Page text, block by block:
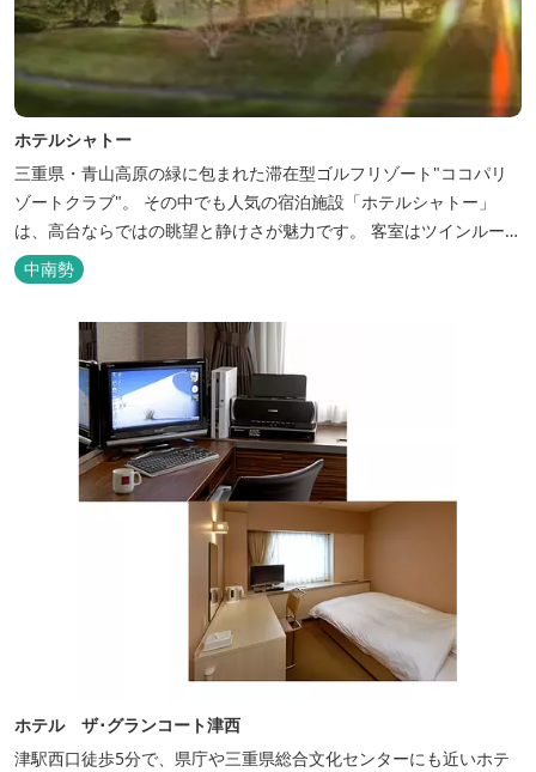
ホテルシャトー
三重県・青山高原の緑に包まれた滞在型ゴルフリゾート"ココパリ
ゾートクラブ"。 その中でも人気の宿泊施設「ホテルシャトー」
は、高台ならではの眺望と静けさが魅力です。 客室はツインルーム
から4〜6名で泊まれる和洋室まで幅広く、旅のスタイルに合わせて
選べます。 天然温泉の大浴場・露天風呂、ロウリュ式サウナで体を
整えた後は、和食や焼肉など、気分で選べる夕食をゆったりと。 翌
朝は、レス...
中南勢
ホテル ザ･グランコート津西
津駅西口徒歩5分で、県庁や三重県総合文化センターにも近いホテ